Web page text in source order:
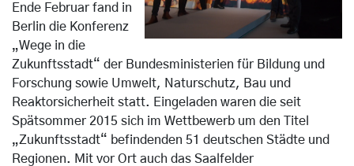
Ende Februar fand in
Berlin die Konferenz
„Wege in die
Zukunftsstadt“ der Bundesministerien für Bildung und
Forschung sowie Umwelt, Naturschutz, Bau und
Reaktorsicherheit statt. Eingeladen waren die seit
Spätsommer 2015 sich im Wettbewerb um den Titel
„Zukunftsstadt“ befindenden 51 deutschen Städte und
Regionen. Mit vor Ort auch das Saalfelder